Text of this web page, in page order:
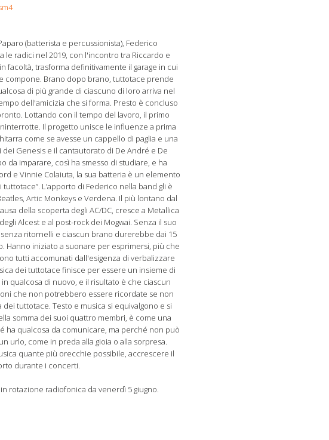
(batterista e percussionista), Federico
le radici nel 2019, con l'incontro tra Riccardo e
facoltà, trasforma definitivamente il garage in cui
compone. Brano dopo brano, tuttotace prende
di più grande di ciascuno di loro arriva nel
dell'amicizia che si forma. Presto è concluso
Lottando con il tempo del lavoro, il primo
Il progetto unisce le influenze a prima
come se avesse un cappello di paglia e una
Genesis e il cantautorato di De André e De
da imparare, così ha smesso di studiare, e ha
e Vinnie Colaiuta, la sua batteria è un elemento
L’apporto di Federico nella band gli è
Artic Monkeys e Verdena. Il più lontano dal
della scoperta degli AC/DC, cresce a Metallica
Alcest e al post-rock dei Mogwai. Senza il suo
ritornelli e ciascun brano durerebbe dai 15
Hanno iniziato a suonare per esprimersi, più che
tutti accomunati dall'esigenza di verbalizzare
dei tuttotace finisce per essere un insieme di
qualcosa di nuovo, e il risultato è che ciascun
che non potrebbero essere ricordate se non
tuttotace. Testo e musica si equivalgono e si
somma dei suoi quattro membri, è come una
ha qualcosa da comunicare, ma perché non può
urlo, come in preda alla gioia o alla sorpresa.
quante più orecchie possibile, accrescere il
durante i concerti.
rotazione radiofonica da venerdì 5 giugno.